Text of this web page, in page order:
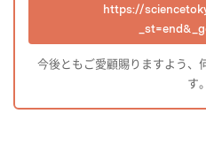
https://
今後ともご愛顧賜りますよう、
す。